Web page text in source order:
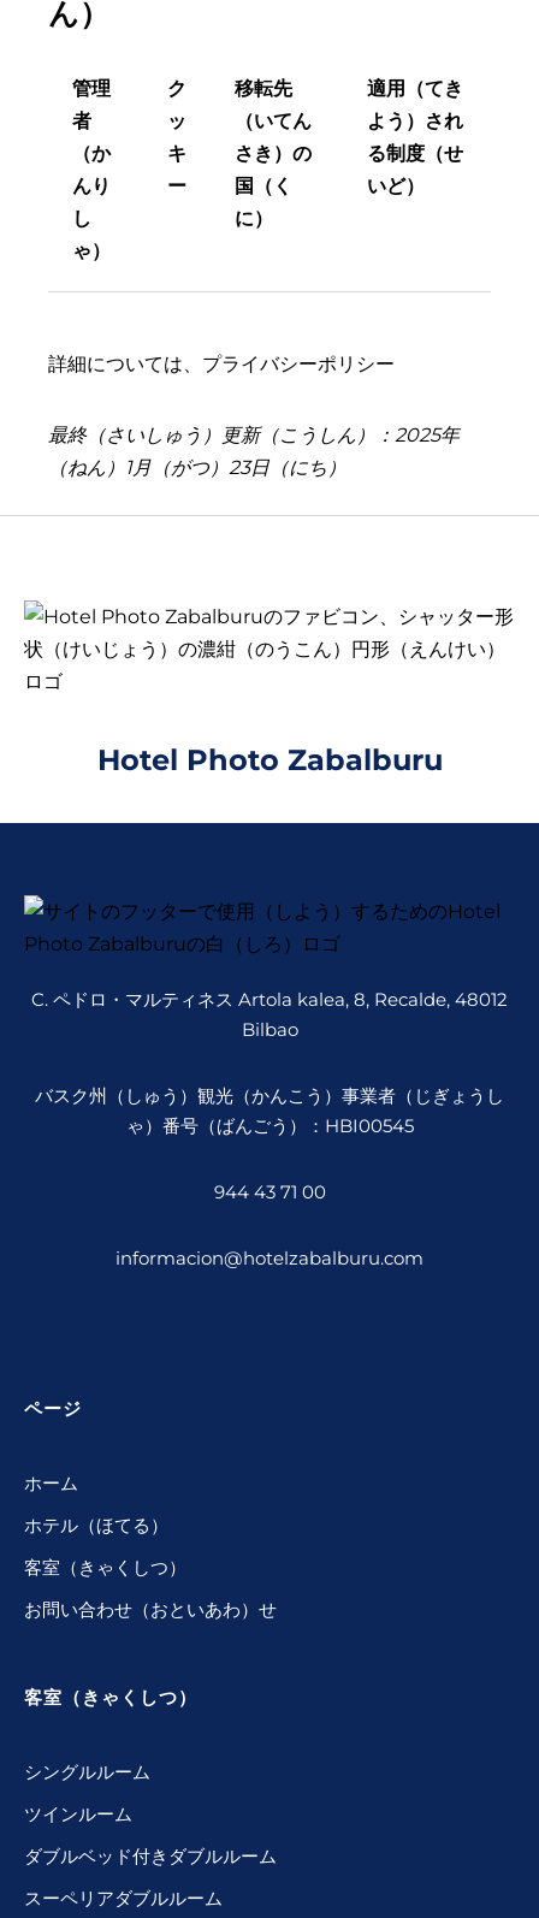
ん）
管理
者
（か
んり
し
ゃ）
ク
ッ
キ
ー
移転先
（いてん
さき）の
国（く
に）
適用（てき
よう）され
る制度（せ
いど）
詳細については、 プライバシーポリシー
最終（さいしゅう）更新（こうしん）：2025年
（ねん）1月（がつ）23日（にち）
Hotel Photo Zabalburu
C. ペドロ・マルティネス Artola kalea, 8, Recalde, 48012
Bilbao
バスク州（しゅう）観光（かんこう）事業者（じぎょうし
ゃ）番号（ばんごう）：HBI00545
944 43 71 00
informacion@hotelzabalburu.com
ページ
ホーム
ホテル（ほてる）
客室（きゃくしつ）
お問い合わせ（おといあわ）せ
客室（きゃくしつ）
シングルルーム
ツインルーム
ダブルベッド付きダブルルーム
スーペリアダブルルーム